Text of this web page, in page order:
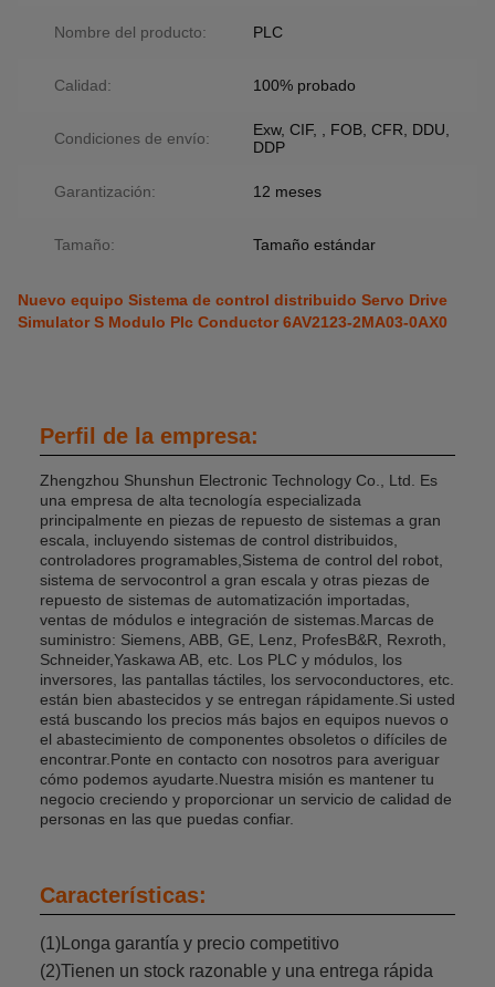
Nombre del producto: PLC
Calidad: 100% probado
Condiciones de envío:
Exw, CIF, , FOB, CFR, DDU,
DDP
Garantización: 12 meses
Tamaño: Tamaño estándar
Nuevo equipo Sistema de control distribuido Servo Drive
Simulator S Modulo Plc Conductor 6AV2123-2MA03-0AX0
Perfil de la empresa:
Zhengzhou Shunshun Electronic Technology Co., Ltd. Es
una empresa de alta tecnología especializada
principalmente en piezas de repuesto de sistemas a gran
escala, incluyendo sistemas de control distribuidos,
controladores programables,Sistema de control del robot,
sistema de servocontrol a gran escala y otras piezas de
repuesto de sistemas de automatización importadas,
ventas de módulos e integración de sistemas.Marcas de
suministro: Siemens, ABB, GE, Lenz, ProfesB&R, Rexroth,
Schneider,Yaskawa AB, etc. Los PLC y módulos, los
inversores, las pantallas táctiles, los servoconductores, etc.
están bien abastecidos y se entregan rápidamente.Si usted
está buscando los precios más bajos en equipos nuevos o
el abastecimiento de componentes obsoletos o difíciles de
encontrar.Ponte en contacto con nosotros para averiguar
cómo podemos ayudarte.Nuestra misión es mantener tu
negocio creciendo y proporcionar un servicio de calidad de
personas en las que puedas confiar.
Características:
(1)Longa garantía y precio competitivo
(2)Tienen un stock razonable y una entrega rápida